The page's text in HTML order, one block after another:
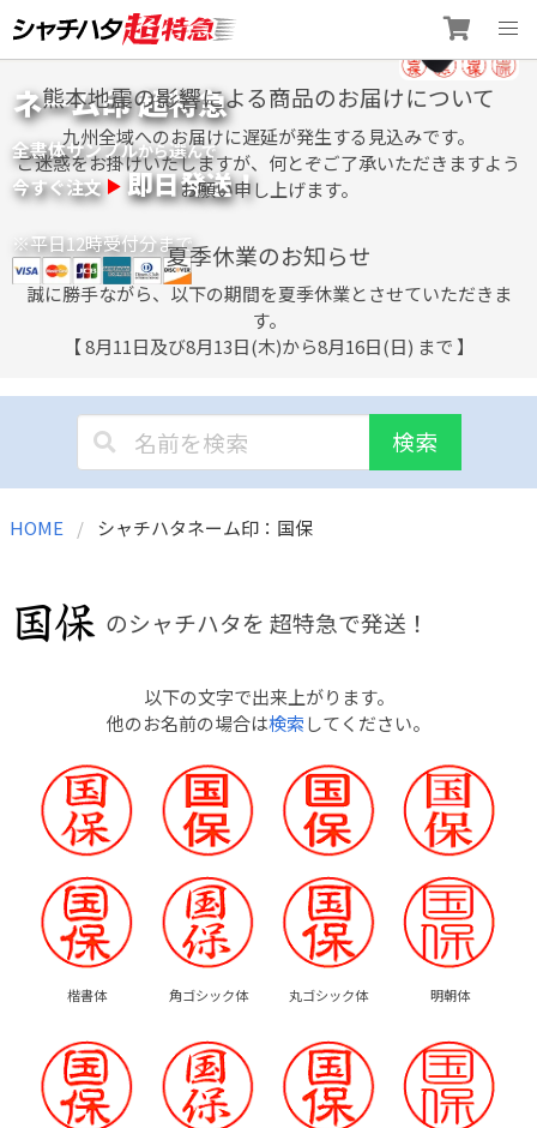
to
content
ネーム印 超特急
全書体サンプルから選んで
今すぐ注文 即日発送！
※平日12時受付分まで
熊本地震の影響による商品のお届けについて
九州全域へのお届けに遅延が発生する見込みです。
ご迷惑をお掛けいたしますが、何とぞご了承いただきますよう
お願い申し上げます。
夏季休業のお知らせ
誠に勝手ながら、以下の期間を夏季休業とさせていただきま
す。
【 8月11日及び8月13日(木)から8月16日(日) まで 】
検索
HOME シャチハタネーム印：国保
のシャチハタを 超特急で発送！
以下の文字で出来上がります。
他のお名前の場合は検索してください。
楷書体 角ゴシック体 丸ゴシック体 明朝体